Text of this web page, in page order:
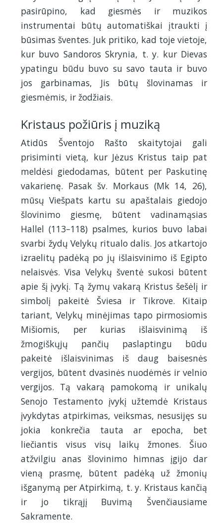
pasirūpino, kad giesmės ir muzikos
instrumentai būtų automatiškai įtraukti į
būsimas šventes. Juk pritiko, kad toje vietoje,
kur buvo Sandoros Skrynia, t. y. kur Dievas
ypatingu būdu buvo su savo tauta ir buvo
jos garbinamas, Jis būtų šlovinamas ir
giesmėmis, ir žodžiais.
Kristaus požiūris į muziką
Atidūs Šventojo Rašto skaitytojai gali
prisiminti vietą, kur Jėzus Kristus taip pat
meldėsi giedodamas, būtent per Paskutinę
vakarienę. Pasak šv. Morkaus (Mk 14, 26),
mūsų Viešpats kartu su apaštalais giedojo
šlovinimo giesmę, būtent vadinamąsias
Hallel (113–118) psalmes, kurios buvo labai
svarbi žydų Velykų ritualo dalis. Jos atkartojo
izraelitų padėką po jų išlaisvinimo iš Egipto
nelaisvės. Visa Velykų šventė sukosi būtent
apie šį įvykį. Tą žymų vakarą Kristus šešėlį ir
simbolį pakeitė Šviesa ir Tikrove. Kitaip
tariant, Velykų minėjimas tapo pirmosiomis
Mišiomis, per kurias išlaisvinimą iš
žmogiškųjų pančių paslaptingu būdu
pakeitė išlaisvinimas iš daug baisesnės
vergijos, būtent dvasinės nuodėmės ir velnio
vergijos. Tą vakarą pamokomą ir unikalų
Senojo Testamento įvykį užtemdė Kristaus
įvykdytas atpirkimas, veiksmas, nesusijęs su
jokia konkrečia tauta ar epocha, bet
liečiantis visus visų laikų žmones. Šiuo
atžvilgiu anas šlovinimo himnas įgijo dar
vieną prasmę, būtent padėką už žmonių
išganymą per Atpirkimą, t. y. Kristaus kančią
ir jo tikrąjį Buvimą Švenčiausiame
Sakramente.